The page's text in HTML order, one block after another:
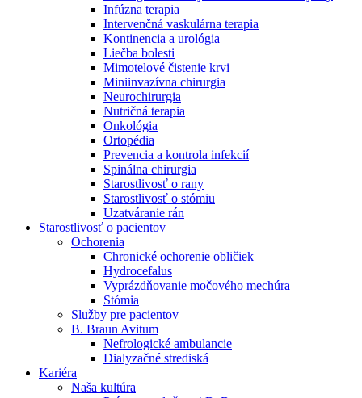
Nefrologické ambulancie
V nefrologických ambulanciách prevádzkujeme poradenstvo
a prípravu pacientov k jednotlivým metódam náhrady funkcie
obličiek. Zvoľte si mesto, ktoré potrebujete a navštívte nás.
Infúzna terapia
Intervenčná vaskulárna terapia
Kontinencia a urológia
Liečba bolesti
Mimotelové čistenie krvi
Miniinvazívna chirurgia
Neurochirurgia
Nutričná terapia
Onkológia
Ortopédia
Prevencia a kontrola infekcií
Spinálna chirurgia
Starostlivosť o rany
Starostlivosť o stómiu
Uzatváranie rán
Starostlivosť o pacientov
Ochorenia
Chronické ochorenie obličiek
Hydrocefalus
Vyprázdňovanie močového mechúra
Stómia
Služby pre pacientov
B. Braun Avitum
Nefrologické ambulancie
Dialyzačné strediská
Kariéra
Naša kultúra